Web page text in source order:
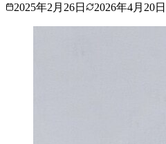
2025年2月26日 2026年4月20日